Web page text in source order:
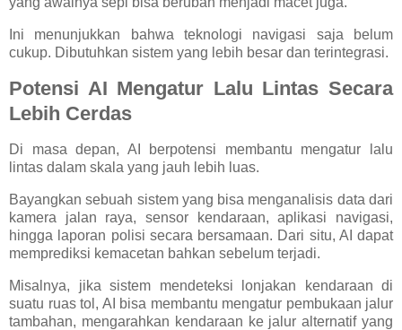
Ini menunjukkan bahwa teknologi navigasi saja belum
cukup. Dibutuhkan sistem yang lebih besar dan terintegrasi.
Potensi AI Mengatur Lalu Lintas Secara
Lebih Cerdas
Di masa depan, AI berpotensi membantu mengatur lalu
lintas dalam skala yang jauh lebih luas.
Bayangkan sebuah sistem yang bisa menganalisis data dari
kamera jalan raya, sensor kendaraan, aplikasi navigasi,
hingga laporan polisi secara bersamaan. Dari situ, AI dapat
memprediksi kemacetan bahkan sebelum terjadi.
Misalnya, jika sistem mendeteksi lonjakan kendaraan di
suatu ruas tol, AI bisa membantu mengatur pembukaan jalur
tambahan, mengarahkan kendaraan ke jalur alternatif yang